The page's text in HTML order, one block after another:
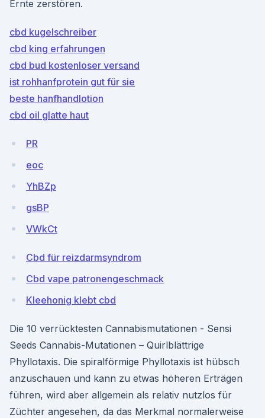
Ernte zerstören.
cbd kugelschreiber
cbd king erfahrungen
cbd bud kostenloser versand
ist rohhanfprotein gut für sie
beste hanfhandlotion
cbd oil glatte haut
PR
eoc
YhBZp
gsBP
VWkCt
Cbd für reizdarmsyndrom
Cbd vape patronengeschmack
Kleehonig klebt cbd
Die 10 verrücktesten Cannabismutationen - Sensi
Seeds Cannabis-Mutationen – Quirlblättrige
Phyllotaxis. Die spiralförmige Phyllotaxis ist hübsch
anzuschauen und kann zu etwas höheren Erträgen
führen, wird aber allgemein als relativ nutzlos für
Züchter angesehen, da das Merkmal normalerweise